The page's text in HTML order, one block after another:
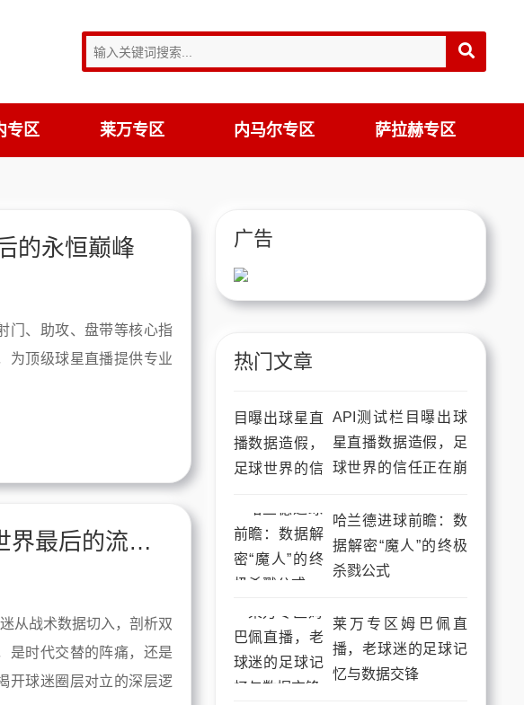
专区 莱万专区 内马尔专区 萨拉赫专区
的永恒巅峰
门、助攻、盘带等核心指
为顶级球星直播提供专业
梅西专区与C罗直播，足球世界最后的流量对决
从战术数据切入，剖析双
是时代交替的阵痛，还是
开球迷圈层对立的深层逻
广告
热门文章
API测试栏目曝出球
星直播数据造假，足
球世界的信任正在崩
哈兰德进球前瞻：数
据解密“魔人”的终极
杀戮公式
莱万专区姆巴佩直
播，老球迷的足球记
忆与数据交锋